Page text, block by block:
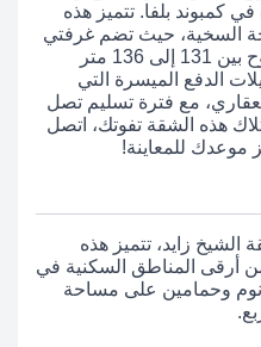
كمبوند بلفا. تتميز هذه
السخية، حيث تضم غرفتي
نوم وحمامين على مساحة تتراوح بين 131 إلى 136 متر
الدفع الميسرة التي
مع فترة تسليم تصل
امتلاك هذه الشقة تفوتك، اتصل
موعدك للمعاينة!
الشيخ زايد، تتميز هذه
أرقى المناطق السكنية في
وحمامين على مساحة